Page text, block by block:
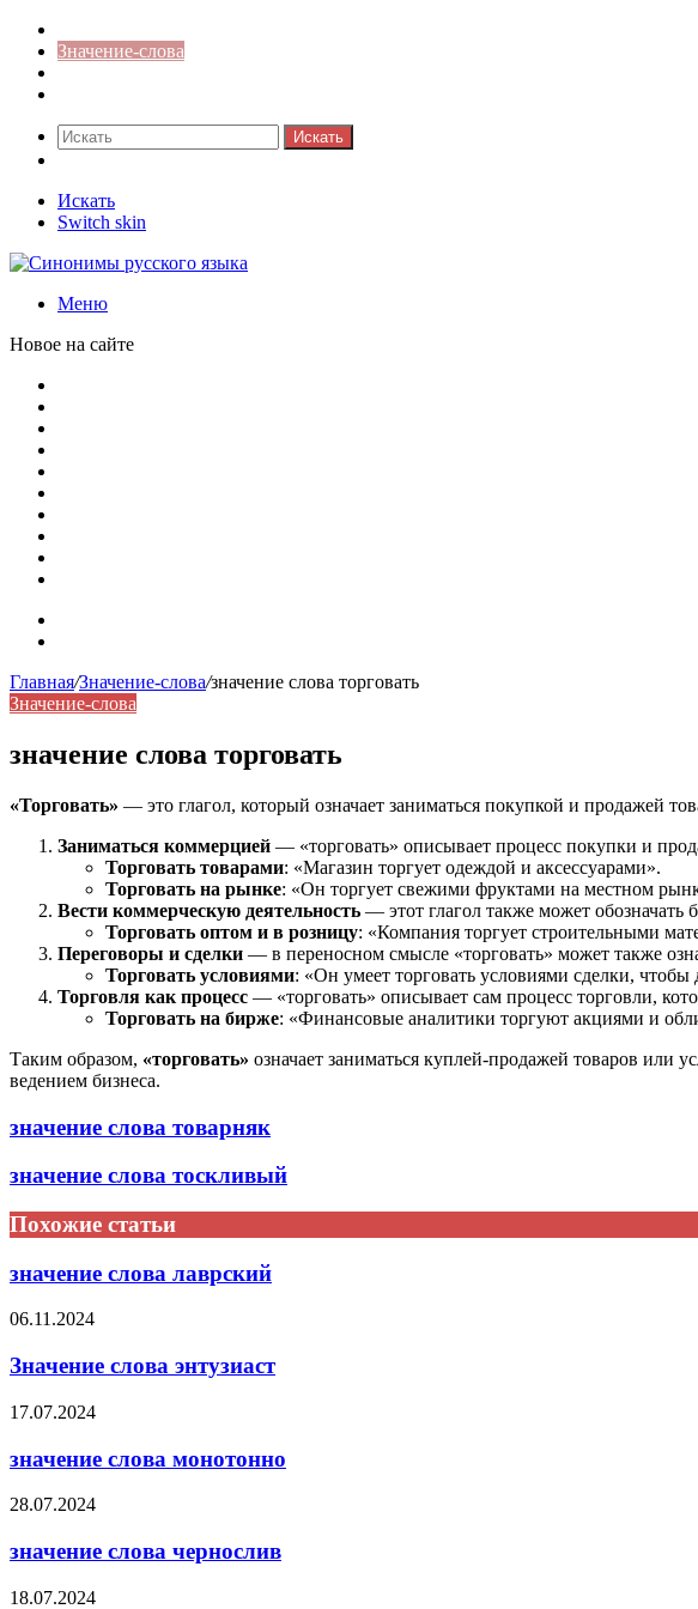
Значение-слова
Искать
Искать
Switch skin
Меню
Новое на сайте
Главная/Значение-слова/значение слова торговать
Значение-слова
значение слова торговать
«Торговать» — это глагол, который означает заниматься покупкой и продажей
Заниматься коммерцией — «торговать» описывает процесс покупки и
Торговать товарами: «Магазин торгует одеждой и аксессуарами».
Торговать на рынке: «Он торгует свежими фруктами на местном
Вести коммерческую деятельность — этот глагол также может обозначать
Торговать оптом и в розницу: «Компания торгует строительными
Переговоры и сделки — в переносном смысле «торговать» может также
Торговать условиями: «Он умеет торговать условиями сделки,
Торговля как процесс — «торговать» описывает сам процесс торговли,
Торговать на бирже: «Финансовые аналитики торгуют акциями и
Таким образом, «торговать» означает заниматься куплей-продажей товаров или
ведением бизнеса.
значение слова товарняк
значение слова тоскливый
Похожие статьи
значение слова лаврский
06.11.2024
Значение слова энтузиаст
17.07.2024
значение слова монотонно
28.07.2024
значение слова чернослив
18.07.2024